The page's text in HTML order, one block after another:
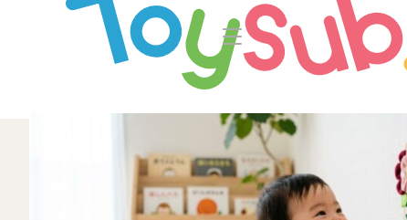
お届けするおもちゃについて
LINE